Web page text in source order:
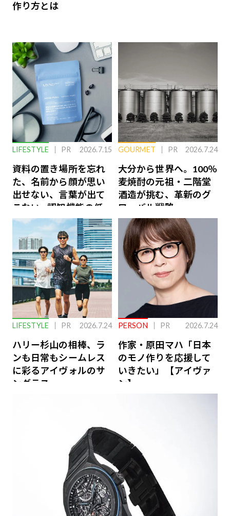
作り方とは
LIFESTYLE PR 2026.7.15
資料の置き場所を忘れ
た、名前から顔が思い
出せない、言葉が出て
こない…認知機能の低
下を救う、脳のインナ
ーケアとは
GOURMET PR 2026.7.24
大分から世界へ。100％
麦焼酎の元祖・二階堂
酒造が挑む、革新のグ
ローバル戦略
LIFESTYLE PR 2026.7.24
ハリー杉山の相棒、ラ
ンも日常もシームレス
に彩るアイヴォルのサ
ングラス
PERSON PR 2026.7.24
作家・原田マハ「日本
のモノ作りを応援して
いきたい」【アイヴァ
ン】